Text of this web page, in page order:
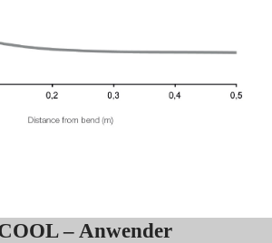
– Anwender